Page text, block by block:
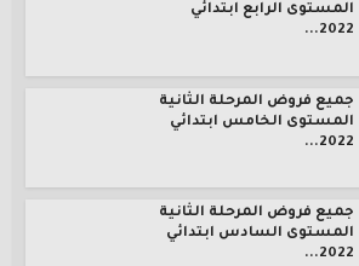
المستوى الرابع ابتدائي
2022...
جميع فروض المرحلة الثانية
المستوى الخامس ابتدائي
2022...
جميع فروض المرحلة الثانية
المستوى السادس ابتدائي
2022...